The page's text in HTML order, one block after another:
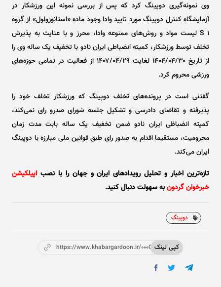
وی نمونه‌گیری دوپینگ کرد که پس از بررسی نمونه این ورزشکار در
آزمایشگاه کنترل دوپینگ مورد تایید وادا وجود ماده «استانوزولول» از گروه
S ۱ لیست مواد و روش‌های ممنوعه وادا، محرز و با عنایت به پذیرش
تخلف توسط ورزشکار، کمیته انضباطی ایران نادو با تخفیف یک ساله وی را
از تاریخ ۱۴۰۴/۰۴/۳۰ لغایت ۱۴۰۷/۰۴/۲۹ از فعالیت در تمامی حوزه‌های
ورزشی محروم کرد.
گفتنی است در پرونده‌های تخلف دوپینگ که ورزشکار تخلف خود را
پذیرفته و تقاضای دادرسی و تشکیل جلسه شورای صدرو رای نمی‌کند،
کمیته انضباظی ایران نادو ضمن تخفیف یک ساله بابت مدت زمان
محرومیت، مستقیما اقدام به صدور رای طبق قوانین ملی مبارزه با دوپینگ
ایران می‌کند.
تازه‌ترین اخبار و تحلیل‌ رویدادهای ایران و جهان را با نصب اپیلکیشن
خبرخوان گردونبه سهولت دنبال کنید.
دوپینگ
کپی لینکhttps://www.khabargardoon.ir/000OXh